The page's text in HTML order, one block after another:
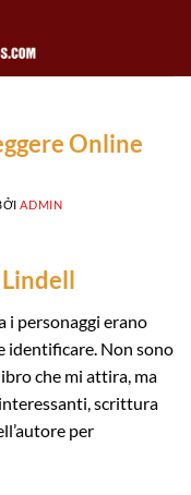
Online
ADMIN
i personaggi erano
identificare. Non sono
che mi attira, ma
scrittura
per